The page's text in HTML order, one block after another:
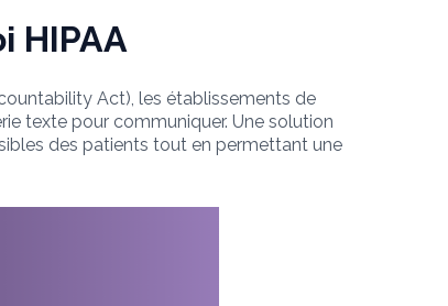
HIPAA
Act), les établissements de
texte pour communiquer. Une solution
des patients tout en permettant une